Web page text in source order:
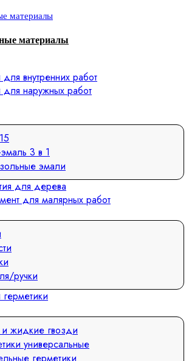
материалы
материалы
для внутренних работ
для наружных работ
эмаль 3 в 1
эмали
для дерева
для малярных работ
ручки
жидкие гвозди
универсальные
герметики